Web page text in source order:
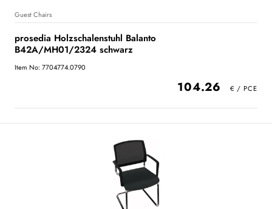
Guest Chairs
prosedia Holzschalenstuhl Balanto
B42A/MH01/2324 schwarz
Item No: 7704774.0790
104.26